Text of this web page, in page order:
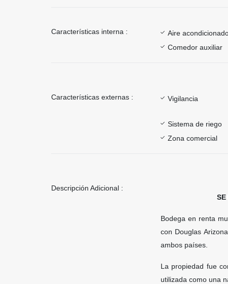
Características interna : Aire
Comedor auxiliar
Características externas : Vigilancia
Sistema de riego
Zona comercial
Descripción Adicional :
Bodega en renta
con Douglas
ambos países.
La propiedad fue
utilizada como una